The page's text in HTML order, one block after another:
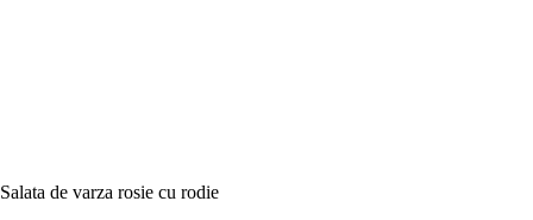
Salata de varza rosie cu rodie